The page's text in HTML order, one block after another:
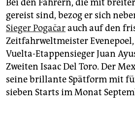
Bei den Fahrern, die mit
gereist sind, bezog er sich
Sieger Pogačarauch auf den
Zeitfahrweltmeister
Vuelta-Etappensieger Juan
Zweiten Isaac Del Toro. Der
seine brillante Spätform mit
sieben Starts im Monat